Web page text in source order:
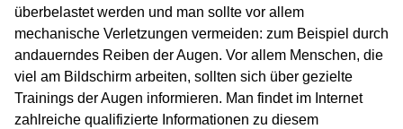
überbelastet werden und man sollte vor allem
mechanische Verletzungen vermeiden: zum Beispiel durch
andauerndes Reiben der Augen. Vor allem Menschen, die
viel am Bildschirm arbeiten, sollten sich über gezielte
Trainings der Augen informieren. Man findet im Internet
zahlreiche qualifizierte Informationen zu diesem